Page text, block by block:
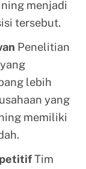
menjadi
tersebut.
Penelitian
lebih
yang
memiliki
Tim